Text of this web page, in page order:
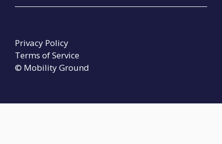
© Mobility Ground
Privacy Policy
Terms of Service